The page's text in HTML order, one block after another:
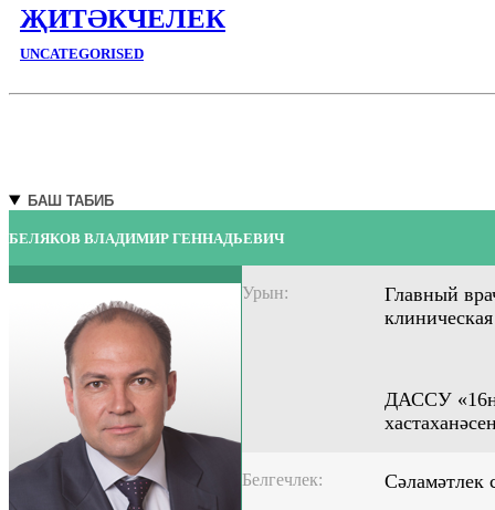
ҖИТӘКЧЕЛЕК
UNCATEGORISED
БАШ ТАБИБ
БЕЛЯКОВ ВЛАДИМИР ГЕННАДЬЕВИЧ
Урын:
Главный
ДАССУ
Белгечлек:
Сәламәтлек